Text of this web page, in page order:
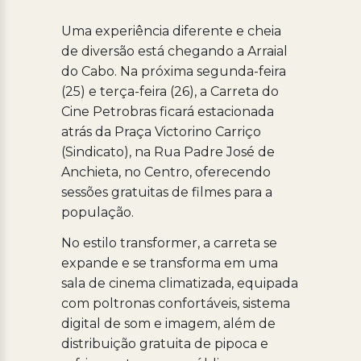
Uma experiência diferente e cheia
de diversão está chegando a Arraial
do Cabo. Na próxima segunda-feira
(25) e terça-feira (26), a Carreta do
Cine Petrobras ficará estacionada
atrás da Praça Victorino Carriço
(Sindicato), na Rua Padre José de
Anchieta, no Centro, oferecendo
sessões gratuitas de filmes para a
população.
No estilo transformer, a carreta se
expande e se transforma em uma
sala de cinema climatizada, equipada
com poltronas confortáveis, sistema
digital de som e imagem, além de
distribuição gratuita de pipoca e